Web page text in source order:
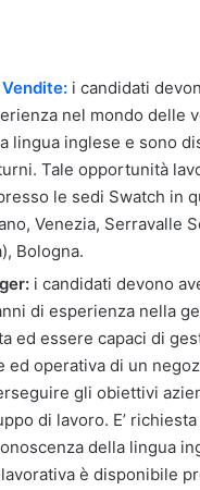
i candidati
nel mondo delle
lingua inglese e sono
Tale opportunità
le sedi Swatch in
Venezia, Serravalle
Bologna.
i candidati devono
di esperienza nella
ed essere capaci di
ed operativa di un
gli obiettivi
di lavoro. E’
della lingua
è disponibile